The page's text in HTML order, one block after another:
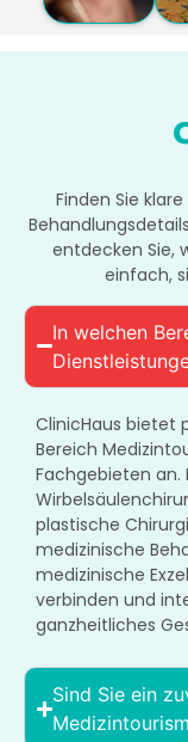
Finden Sie
entdecken Sie,
einfach,
In welchen
ClinicHaus bietet
Bereich
Fachgebieten an.
plastische
medizinische
medizinische
verbinden und
ganzheitliches
Sind Sie ein